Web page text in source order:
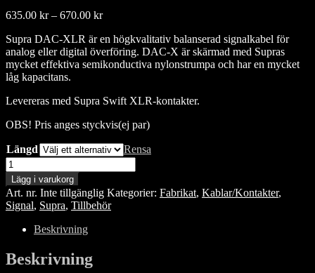
635.00 kr – 670.00 krPrisintervall:
till
670.00 kr
Supra DAC-XLR är en högkvalitativ balanserad signalkabel för
analog eller digital överföring. DAC-X är skärmad med Supras
mycket effektiva semikonductiva nylonstrumpa och har en mycket
låg kapacitans.
Levereras med Supra Swift XLR-kontakter.
OBS! Pris anges styckvis(ej par)
Längd
Rensa
Supra
DAC-
XLR
Audio
mängd
Lägg i varukorg
Art. nr. Inte tillgänglig Kategorier: Fabrikat, Kablar/Kontakter,
Signal, Supra, Tillbehör
Beskrivning
Beskrivning